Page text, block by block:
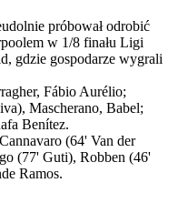
próbował odrobić
w 1/8 finału Ligi
gdzie gospodarze wygrali
Fábio Aurélio;
Mascherano, Babel;
Benítez.
(64' Van der
(77' Guti), Robben (46'
Ramos.